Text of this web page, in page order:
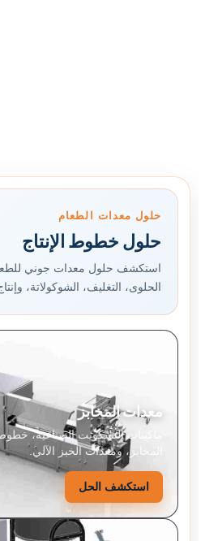
حلول معدات الطعام
حلول خطوط الإنتاج
استكشف حلول معدات جوني
الحلوى، التغليف، الشوكولاتة،
معدات المخابز
ماكينات البسكويت الصناعية،
المخابز، ومعدات الخبز الآلي.
استكشف الحل